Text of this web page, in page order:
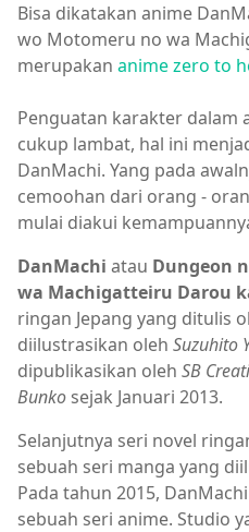
Bisa dikatakan anime
wo Motomeru no wa
merupakan anime zero to
Penguatan karakter dalam
cukup lambat, hal ini
DanMachi. Yang pada
cemoohan dari orang -
mulai diakui
DanMachi atau Dungeon
wa Machigatteiru Darou
ringan Jepang yang ditulis
diilustrasikan oleh Suzuhito
dipublikasikan oleh SB
Bunko sejak Januari 2013.
Selanjutnya seri novel
sebuah seri manga yang
Pada tahun 2015,
sebuah seri anime. Studio